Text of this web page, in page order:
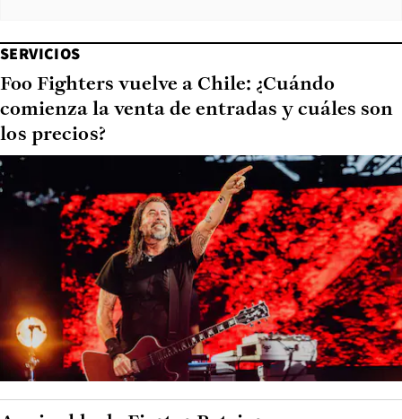
SERVICIOS
Foo Fighters vuelve a Chile: ¿Cuándo
comienza la venta de entradas y cuáles son
los precios?